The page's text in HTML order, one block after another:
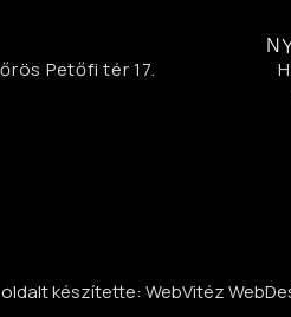
Petőfi tér 17.
készítette: WebVitéz